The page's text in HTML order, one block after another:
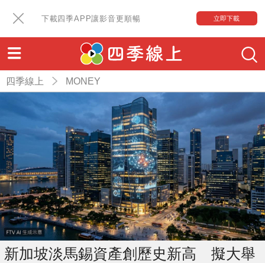
下載四季APP讓影音更順暢 立即下載
四季線上 MONEY
新加坡淡馬錫資產創歷史新高 擬大舉